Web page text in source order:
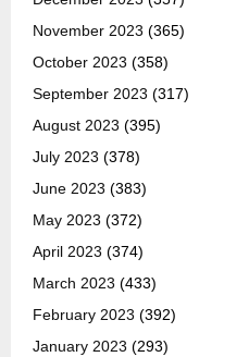
November 2023 (365)
October 2023 (358)
September 2023 (317)
August 2023 (395)
July 2023 (378)
June 2023 (383)
May 2023 (372)
April 2023 (374)
March 2023 (433)
February 2023 (392)
January 2023 (293)